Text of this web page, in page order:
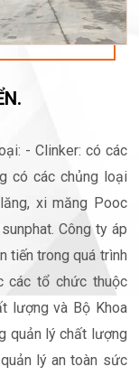
- Clinker: có các
có các chủng loại
xi măng Pooc
Công ty áp
tiến trong quá trình
các tổ chức thuộc
lượng và Bộ Khoa
quản lý chất lượng
lý an toàn sức